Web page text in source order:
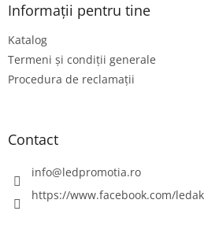
Informații pentru tine
Katalog
Termeni și condiții generale
Procedura de reclamații
Contact
info@ledpromotia.ro
https://www.facebook.com/